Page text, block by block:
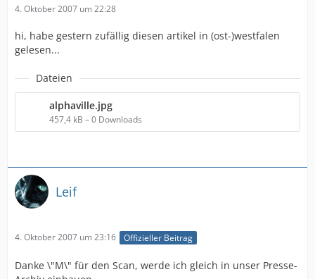
4. Oktober 2007 um 22:28
hi, habe gestern zufällig diesen artikel in (ost-)westfalen
gelesen...
Dateien
alphaville.jpg
457,4 kB – 0 Downloads
Leif
4. Oktober 2007 um 23:16 Offizieller Beitrag
Danke \"M\" für den Scan, werde ich gleich in unser Presse-